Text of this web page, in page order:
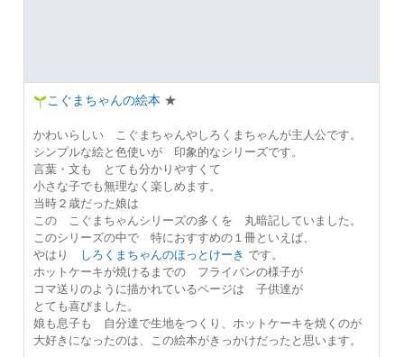
こぐまちゃんの絵本 ★
かわいらしい こぐまちゃんやしろくまちゃんが主人公です。
シンプルな絵と色使いが 印象的なシリーズです。
言葉・文も とても分かりやすくて
小さな子でも無理なく楽しめます。
当時２歳だった娘は
この こぐまちゃんシリーズの多くを 丸暗記していました。
このシリーズの中で 特におすすめの１冊といえば、
やはり
しろくまちゃんのほっとけーき です。
ホットケーキが焼けるまでの フライパンの様子が
コマ送りのように描かれているページは 子供達が
とても喜びました。
娘も息子も 自分達で生地をつくり、ホットケーキを焼くのが
大好きになったのは、この絵本がきっかけだったと思います。